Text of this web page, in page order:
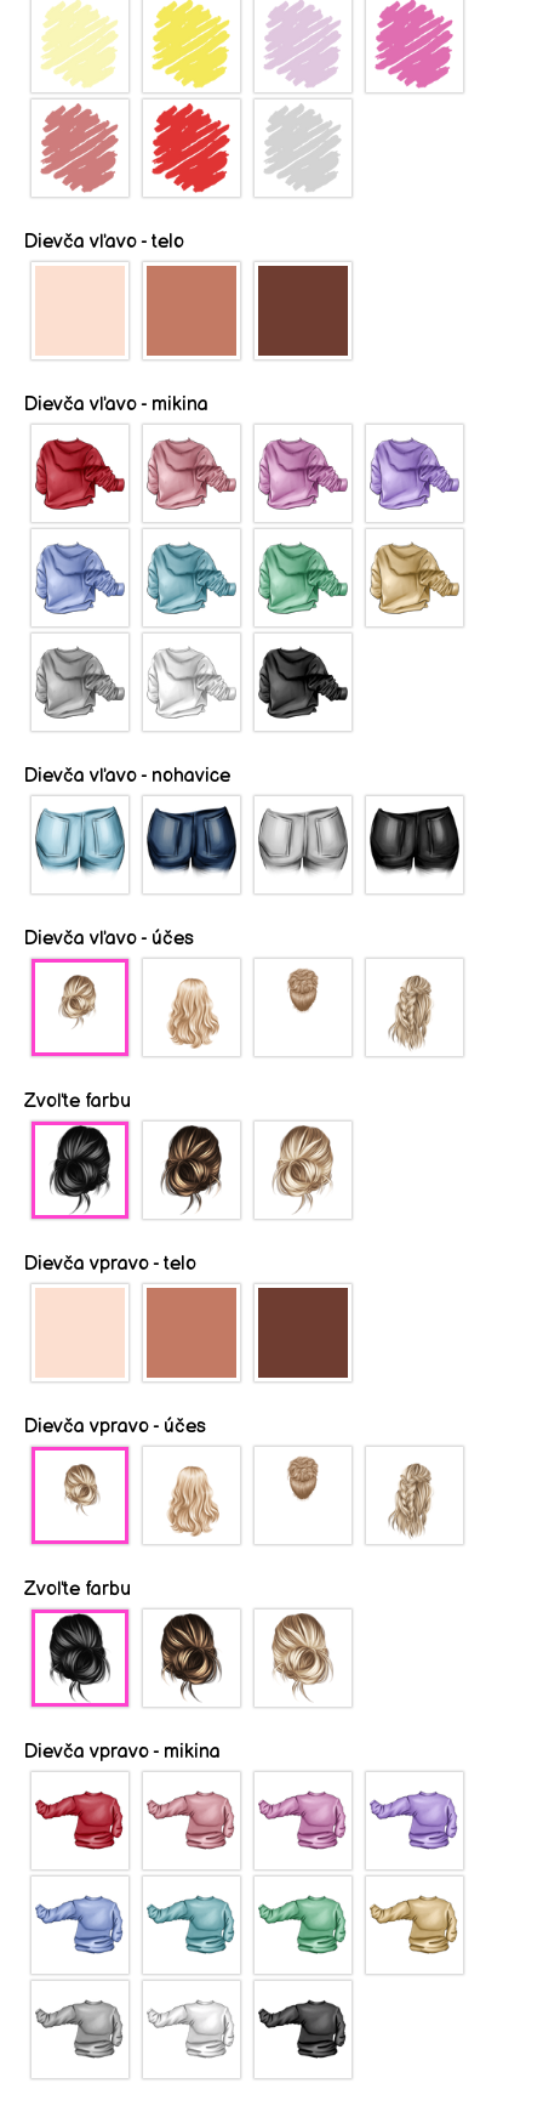
Dievča vľavo - telo
Dievča vľavo - mikina
Dievča vľavo - nohavice
Dievča vľavo - účes
Zvoľte farbu
Dievča vpravo - telo
Dievča vpravo - účes
Zvoľte farbu
Dievča vpravo - mikina